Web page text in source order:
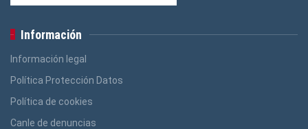
Información
Información legal
Política Protección Datos
Política de cookies
Canle de denuncias